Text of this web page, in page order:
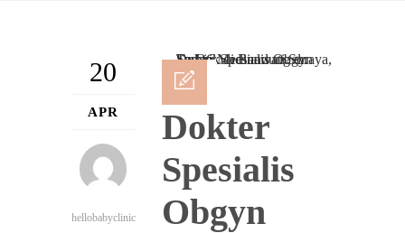
20
APR
hellobabyclinic
Dokter
Spesialis
Obgyn